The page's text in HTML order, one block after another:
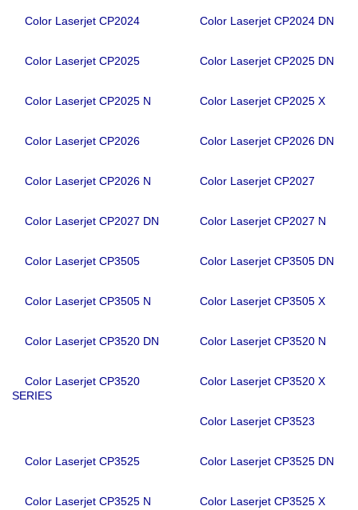
Color Laserjet CP2024 Color Laserjet CP2024 DN
Color Laserjet CP2025 Color Laserjet CP2025 DN
Color Laserjet CP2025 N Color Laserjet CP2025 X
Color Laserjet CP2026 Color Laserjet CP2026 DN
Color Laserjet CP2026 N Color Laserjet CP2027
Color Laserjet CP2027 DN Color Laserjet CP2027 N
Color Laserjet CP3505 Color Laserjet CP3505 DN
Color Laserjet CP3505 N Color Laserjet CP3505 X
Color Laserjet CP3520 DN Color Laserjet CP3520 N
Color Laserjet CP3520
SERIES
Color Laserjet CP3520 X
Color Laserjet CP3523
Color Laserjet CP3525 Color Laserjet CP3525 DN
Color Laserjet CP3525 N Color Laserjet CP3525 X